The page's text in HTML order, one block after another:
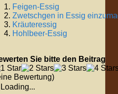
Feigen-Essig
Zwetschgen in Essig
Kräuteressig
Hohlbeer-Essig
Sie bitte den Beitrag
Bewertung)
Loading...